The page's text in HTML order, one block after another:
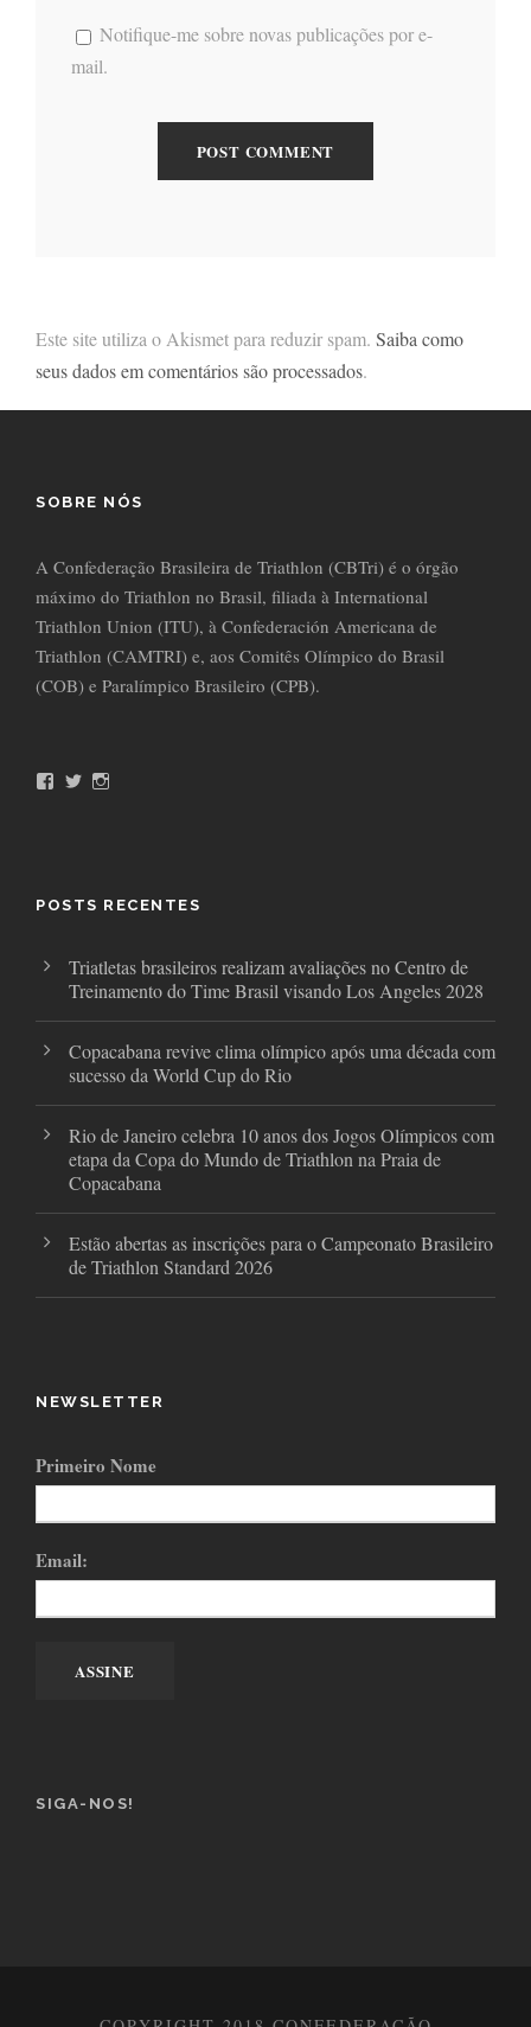
Notifique-me sobre novas publicações por e-
mail.
Este site utiliza o Akismet para reduzir spam. Saiba como
seus dados em comentários são processados.
SOBRE NÓS
A Confederação Brasileira de Triathlon (CBTri) é o órgão
máximo do Triathlon no Brasil, filiada à International
Triathlon Union (ITU), à Confederación Americana de
Triathlon (CAMTRI) e, aos Comitês Olímpico do Brasil
(COB) e Paralímpico Brasileiro (CPB).
k
T
a
POSTS RECENTES
Triatletas brasileiros realizam avaliações no Centro de
Treinamento do Time Brasil visando Los Angeles 2028
Copacabana revive clima olímpico após uma década com
sucesso da World Cup do Rio
Rio de Janeiro celebra 10 anos dos Jogos Olímpicos com
etapa da Copa do Mundo de Triathlon na Praia de
Copacabana
Estão abertas as inscrições para o Campeonato Brasileiro
de Triathlon Standard 2026
NEWSLETTER
Primeiro Nome
Email:
SIGA-NOS!